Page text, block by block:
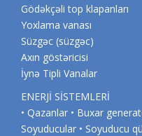
Gödəkçəli top klapanları
Yoxlama vanası
Süzgəc (süzgəc)
Axın göstəricisi
İynə Tipli Vanalar
ENERJİ SİSTEMLERİ
• Qazanlar • Buxar
Soyuducular • Soyuducu